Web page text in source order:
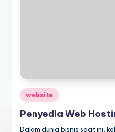
Posted
in
website
Penyedia Web
Dalam dunia bisnis saat ini,